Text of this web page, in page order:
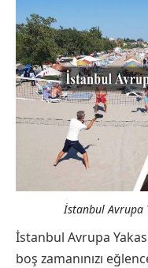
İstanbul Avrupa
İstanbul Avrupa
boş zamanınızı